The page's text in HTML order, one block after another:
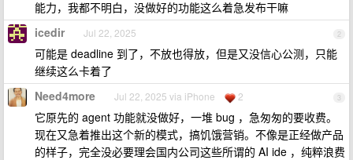
能力，我都不明白，没做好的功能这么着急发布干嘛
2
icedir Jul 22, 2025
可能是 deadline 到了，不放也得放，但是又没信心公测，只能
继续这么卡着了
3
Need4more Jul 22, 2025 via iPhone 2
它原先的 agent 功能就没做好，一堆 bug ，急匆匆的要收费。
现在又急着推出这个新的模式，搞饥饿营销。不像是正经做产品
的样子，完全没必要理会国内公司这些所谓的 AI ide ，纯粹浪费